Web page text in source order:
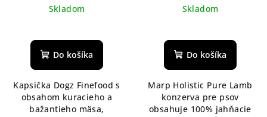
Skladom
Do košíka
Kapsička Dogz Finefood s
obsahom kuracieho a
bažantieho mäsa,
Skladom
Do košíka
Marp Holistic Pure Lamb
konzerva pre psov
obsahuje 100% jahňacie